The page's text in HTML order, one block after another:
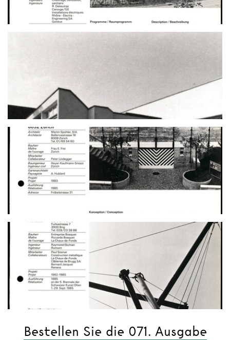
Bestellen Sie die 071. Ausgabe